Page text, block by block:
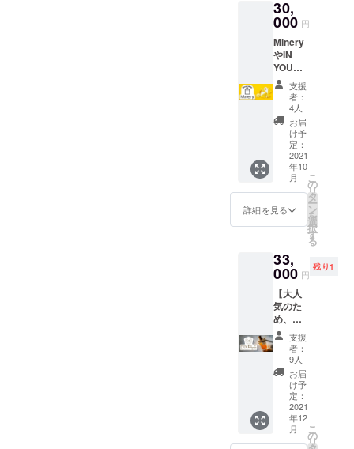
のお届
けとな
りま
す。
1061-1
- バスタ
https://i
nyoum
arket.c
om/cat
egory/i
nyou/63
6-1 -
パー
フェク
トチョ
コレー
nyoum
arket.c
375-1 -
むぎが
ゆ
https://i
nyoum
arket.c
om/cat
egory/-/
910-3 -
除菌ス
プレー
https://i
nyoum
arket.c
スで
す。
【内
容】 ■
自社・
コラボ
商品
（下記
のうち2
点以
上） -
飲むミ
ネラル
https://i
nyoum
arket.c
om/cat
minery/
ビタミ
ンC
nyoum
arket.c
om/cat
egory/-/
1061-1
- バスタ
イム
https://i
nyoum
arket.c
om/cat
egory/i
30,
000 円
Minery
やIN
YOU
MARKE
Tオリジ
ナル商
品ギフ
トボッ
クス イ
ンユー
マー
ケット
で実際
に購入
する
と、3万
のもの
をお届
け！
https://i
nyoum
arket.c
om/
【内
容】 ■
自社・
コラボ
商品
（下記
のうち2
点以
支援
者：
4人
お届
け予
定：
2021
年10
月
詳細を見る
こ
の
リ
タ
ー
ン
を
選
択
す
る
33,
000 円
残り1
【大人
気のた
め、追
加！※12
月頃の
お届け
となり
ます】
体質や
性格か
ら診断
できる
オート
支援
者：
9人
お届
け予
定：
2021
年12
月
こ
の
リ